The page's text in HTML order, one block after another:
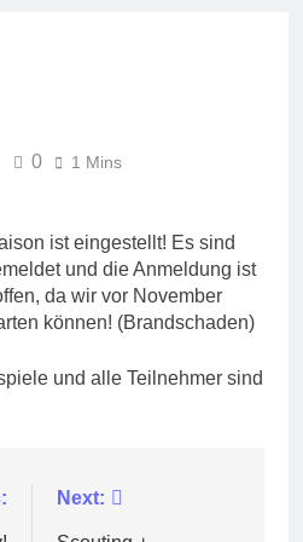
0 1 Mins
ist eingestellt! Es sind
und die Anmeldung ist
da wir vor November
können! (Brandschaden)
und alle Teilnehmer sind
Next: